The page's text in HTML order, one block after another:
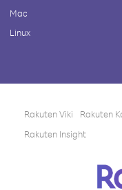
Mac
Linux
Rakuten Viki Rakuten
Rakuten Insight